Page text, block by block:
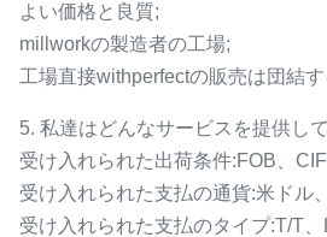
よい価格と良質;
millworkの製造者の工場;
工場直接withperfectの販売は団結
5. 私達はどんなサービスを提供し
受け入れられた出荷条件:FOB、
受け入れられた支払の通貨:米ドル
受け入れられた支払のタイプ:T/T